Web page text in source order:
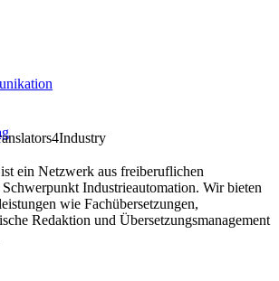
ein Netzwerk aus freiberuflichen
Industrieautomation. Wir bieten
wie Fachübersetzungen,
Redaktion und Übersetzungsmanagement